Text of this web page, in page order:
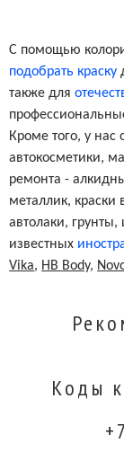
Osmium
Salsa
С помощью
подобрать краску
также для
Кроме того, у
автокосметики,
ремонта -
металлик, краски
автолаки, грунты,
известных
Vika, HB Body,
Коды